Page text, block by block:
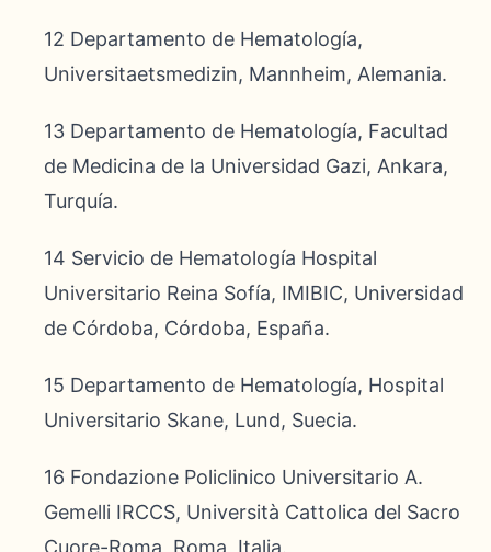
12 Departamento de Hematología,
Universitaetsmedizin, Mannheim, Alemania.
13 Departamento de Hematología, Facultad
de Medicina de la Universidad Gazi, Ankara,
Turquía.
14 Servicio de Hematología Hospital
Universitario Reina Sofía, IMIBIC, Universidad
de Córdoba, Córdoba, España.
15 Departamento de Hematología, Hospital
Universitario Skane, Lund, Suecia.
16 Fondazione Policlinico Universitario A.
Gemelli IRCCS, Università Cattolica del Sacro
Cuore-Roma, Roma, Italia.